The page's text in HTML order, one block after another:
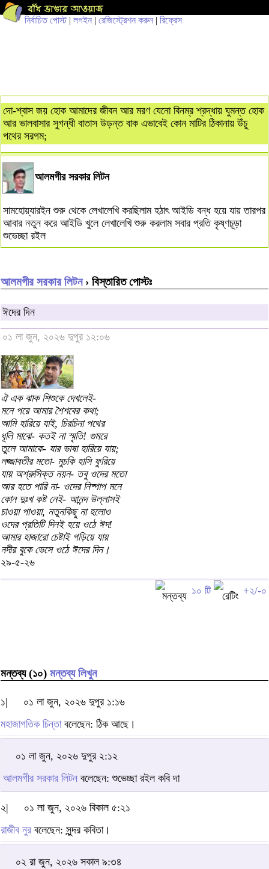
নির্বাচিত পোস্ট| লগইন | রেজিস্ট্রেশন করুন | রিফ্রেস
দো-শ্বাস জয় হোক আমাদের জীবন আর মরণ যেনো বিনম্র শ্রদ্ধায় ঘুমন্ত হোক
আর ভালবাসার সুগন্ধী বাতাস উড়ন্ত বাক এভাবেই কোন মাটির ঠিকানায় উঁচু
পথের সরগম;
আলমগীর সরকার লিটন
সামহোয়্যারইন শুরু থেকে লেখালেখি করছিলাম হঠাৎ আইডি বন্ধ হয়ে যায় তারপর
আবার নতুন করে আইডি খুলে লেখালেখি শুরু করলাম সবার প্রতি কৃষ্ণচূড়া
শুভেচ্ছা রইল
আলমগীর সরকার লিটন› বিস্তারিত পোস্টঃ
ঈদের দিন
০১ লা জুন, ২০২৬ দুপুর ১২:০৬
ঐ এক ঝাক শিশুকে দেখলেই-
মনে পরে আমার শৈশবের কথা;
আমি হারিয়ে যাই, চিরচিনা পথের
ধূলি মাঝে- কতই না স্মৃতি! গুমরে
তুলে আমাকে- যার ভাষা হারিয়ে যায়;
লজ্জাবতীর মতো- মুচকি হাসি ফুরিয়ে
যায় অশ্রুসিক্ত নয়ন- তবু ওদের মতো
আর হতে পারি না- ওদের নিষ্পাপ মনে
কোন দুঃখ কষ্ট নেই- আনন্দ উল্লাসই
চাওয়া পাওয়া, নতুনকিছু না হলোও
ওদের প্রতিটি দিনই হয়ে ওঠে ঈদ!
আমার হাজারো চেষ্টাই গড়িয়ে যায়
নদীর বুকে ভেসে ওঠে ঈদের দিন।
২৯-৫-২৬
১০ টি +২/-০
মন্তব্য (১০) মন্তব্য লিখুন
১|
০১ লা জুন, ২০২৬ দুপুর ১:১৬
মহাজাগতিক চিন্তাবলেছেন: ঠিক আছে।
০১ লা জুন, ২০২৬ দুপুর ২:১২
আলমগীর সরকার লিটন বলেছেন: শুভেচ্ছা রইল কবি দা
২|
০১ লা জুন, ২০২৬ বিকাল ৫:২১
রাজীব নুর বলেছেন: সুন্দর কবিতা।
০২ রা জুন, ২০২৬ সকাল ৯:৩৪